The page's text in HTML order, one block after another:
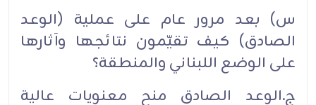
س) بعد مرور عام على عملية (الوعد
الصادق) كيف تقيّمون نتائجها وآثارها
على الوضع اللبناني والمنطقة؟
ج.الوعد الصادق منح معنويات عالية